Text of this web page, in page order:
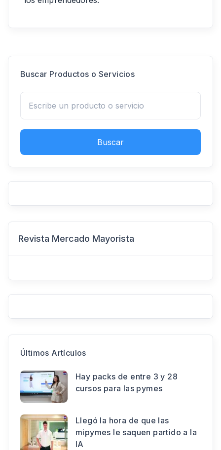
Buscar Productos o Servicios
Buscar
Revista Mercado Mayorista
Últimos Artículos
Hay packs de entre 3 y 28
cursos para las pymes
Llegó la hora de que las
mipymes le saquen partido a la
IA